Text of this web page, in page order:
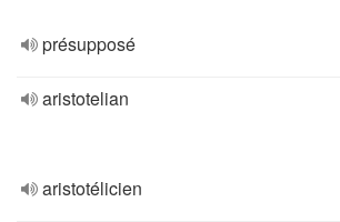
présupposé
aristotelian
aristotélicien